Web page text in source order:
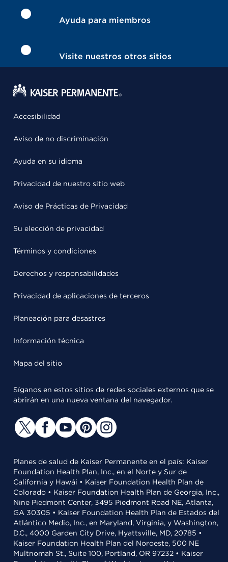
Ayuda para miembros
Visite nuestros otros sitios
Accesibilidad
Aviso de no discriminación
Ayuda en su idioma
Privacidad de nuestro sitio web
Aviso de Prácticas de Privacidad
Su elección de privacidad
Términos y condiciones
Derechos y responsabilidades
Privacidad de aplicaciones de terceros
Planeación para desastres
Información técnica
Mapa del sitio
Síganos en estos sitios de redes sociales externos que se
abrirán en una nueva ventana del navegador.
Planes de salud de Kaiser Permanente en el país: Kaiser
Foundation Health Plan, Inc., en el Norte y Sur de
California y Hawái • Kaiser Foundation Health Plan de
Colorado • Kaiser Foundation Health Plan de Georgia, Inc.,
Nine Piedmont Center, 3495 Piedmont Road NE, Atlanta,
GA 30305 • Kaiser Foundation Health Plan de Estados del
Atlántico Medio, Inc., en Maryland, Virginia, y Washington,
D.C., 4000 Garden City Drive, Hyattsville, MD, 20785 •
Kaiser Foundation Health Plan del Noroeste, 500 NE
Multnomah St., Suite 100, Portland, OR 97232 • Kaiser